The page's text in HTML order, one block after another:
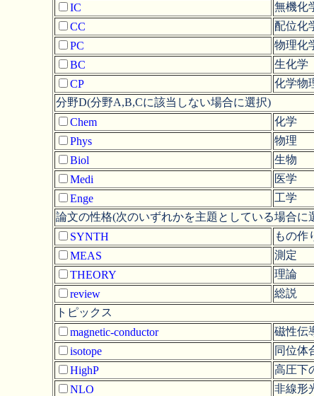
IC
無機化
CC
配位化
PC
物理化
BC
生化学
CP
化学物
分野D(分野A,B,Cに該当しない場合に選択)
Chem
化学
Phys
物理
Biol
生物
Medi
医学
Enge
工学
論文の性格(次のいずれかを主題としている場合に
SYNTH
もの作
MEAS
測定
THEORY
理論
review
総説
トピックス
magnetic-conductor
磁性伝
isotope
同位体
HighP
高圧下
NLO
非線形